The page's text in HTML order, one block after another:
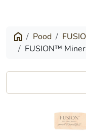
Paint
Oakham
500
ml
Pood
FUSION™